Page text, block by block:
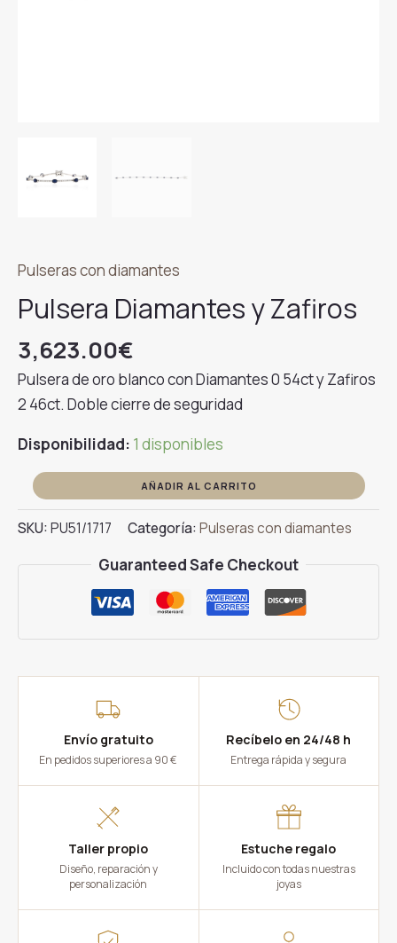
Pulseras con diamantes
Pulsera Diamantes y Zafiros
3,623.00€
Pulsera de oro blanco con Diamantes 0 54ct y Zafiros
2 46ct. Doble cierre de seguridad
Disponibilidad: 1 disponibles
Pulsera
Diamantes
y
AÑADIR AL CARRITO
SKU:PU51/1717 Categoría:Pulseras con diamantes
Guaranteed Safe Checkout
Envío gratuito
En pedidos superiores a 90 €
Recíbelo en 24/48 h
Entrega rápida y segura
Taller propio
Diseño, reparación y
personalización
Estuche regalo
Incluido con todas nuestras
joyas